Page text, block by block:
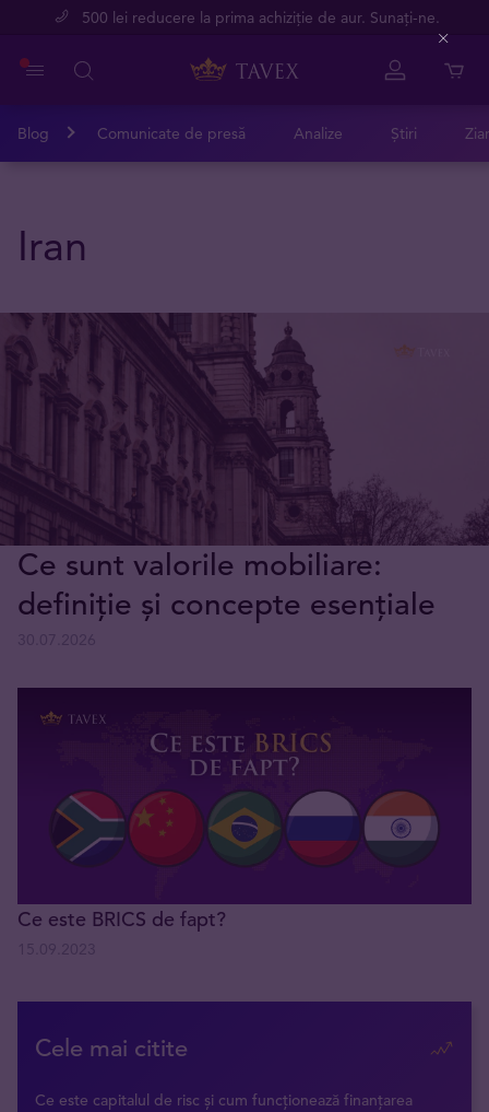
500 lei reducere la prima achiziție de aur. Sunați-ne.
Blog Comunicate de presă Analize Știri
Iran
Ce sunt valorile mobiliare:
definiție și concepte esențiale
Ce este BRICS de fapt?
Cele mai citite
Ce este capitalul de risc și cum funcționează finanțarea
Close